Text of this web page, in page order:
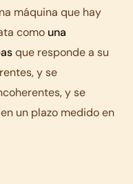
máquina que hay
como una
que responde a su
y se
y se
un plazo medido en